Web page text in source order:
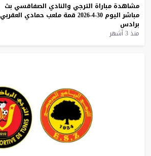
مشاهدة مباراة الترجي والنادي الصفاقسي بث
مباشر اليوم 30-4-2026 قمة ملعب حمادي العقربي
برادس
منذ 3 أشهر